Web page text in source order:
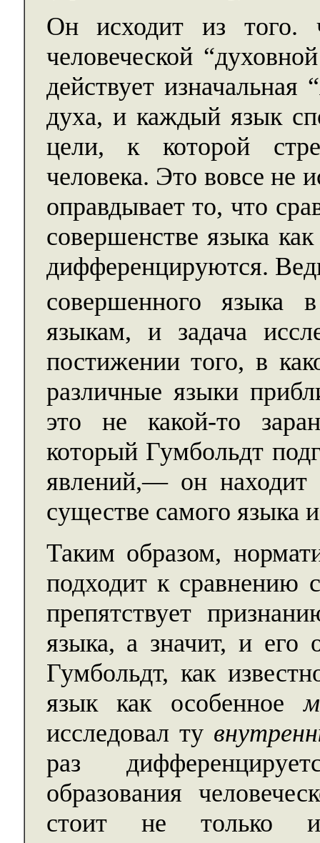
Он исходит из того.
человеческой
действует изначальная
духа, и каждый язык
цели, к которой
человека. Это вовсе не
оправдывает то, что
совершенстве языка
дифференцируются.
совершенного языка
языкам, и задача
постижении того, в
различные языки
это не какой-то
который Гумбольдт
явлений,— он находит
существе самого языка
Таким образом,
подходит к сравнению
препятствует
языка, а значит, и его
Гумбольдт, как
язык как особенное
исследовал ту
раз
образования
стоит не только